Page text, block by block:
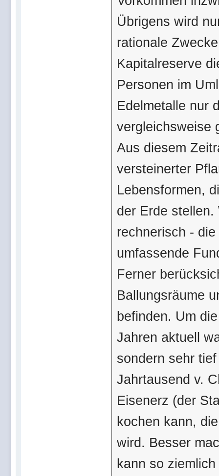
Übrigens wird
rationale
Kapitalreserve
Personen im
Edelmetalle nur
vergleichsweise
Aus diesem
versteinerter
Lebensformen,
der Erde
rechnerisch -
umfassende
Ferner
Ballungsräume
befinden. Um
Jahren aktuell
sondern sehr
Jahrtausend v.
Eisenerz (der
kochen kann,
wird. Besser
kann so